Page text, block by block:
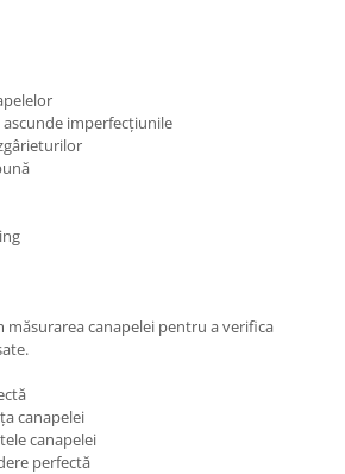
imperfecțiunile
canapelei pentru a verifica
canapelei
canapelei
perfectă